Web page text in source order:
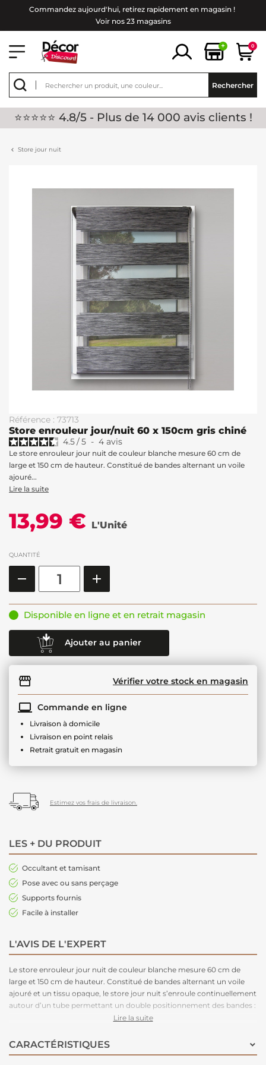
Commandez aujourd'hui, retirez rapidement en magasin !
Voir nos 23 magasins
+ 0
Rechercher
⭐⭐⭐⭐⭐ 4.8/5 - Plus de 14 000 avis clients !
Store jour nuit
Référence : 73713
Store enrouleur jour/nuit 60 x 150cm gris chiné
4.5/5 - 4 avis
Le store enrouleur jour nuit de couleur blanche mesure 60 cm de
large et 150 cm de hauteur. Constitué de bandes alternant un voile
ajouré...
Lire la suite
13,99 € L'Unité
QUANTITÉ
Disponible en ligne et en retrait magasin
Ajouter au panier
Vérifier votre stock en magasin
Commande en ligne
Livraison à domicile
Livraison en point relais
Retrait gratuit en magasin
Estimez vos frais de livraison.
LES + DU PRODUIT
Occultant et tamisant
Pose avec ou sans perçage
Supports fournis
Facile à installer
L'AVIS DE L'EXPERT
Le store enrouleur jour nuit de couleur blanche mesure 60 cm de
large et 150 cm de hauteur. Constitué de bandes alternant un voile
ajouré et un tissu opaque, le store jour nuit s’enroule continuellement
autour d’un tube permettant un double positionnement des bandes :
Superposition du voile sur voile = grande luminosité et transparence.
luminosité.
Lire la suite
CARACTÉRISTIQUES